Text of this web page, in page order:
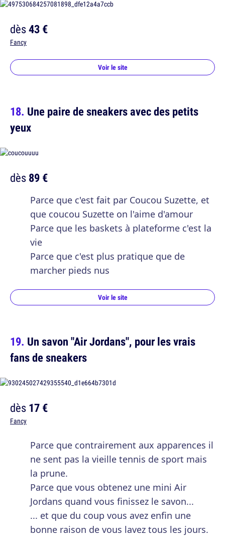
dès43 €
Fancy
Voir le site
Une paire de sneakers avec des petits
yeux
dès89 €
Parce que c'est fait par Coucou Suzette, et
que coucou Suzette on l'aime d'amour
Parce que les baskets à plateforme c'est la
vie
Parce que c'est plus pratique que de
marcher pieds nus
Voir le site
Un savon "Air Jordans", pour les vrais
fans de sneakers
dès17 €
Fancy
Parce que contrairement aux apparences il
ne sent pas la vieille tennis de sport mais
la prune.
Parce que vous obtenez une mini Air
Jordans quand vous finissez le savon...
... et que du coup vous avez enfin une
bonne raison de vous lavez tous les jours.